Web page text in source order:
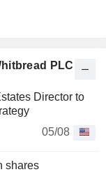
PLC
Director to
05/08
shares